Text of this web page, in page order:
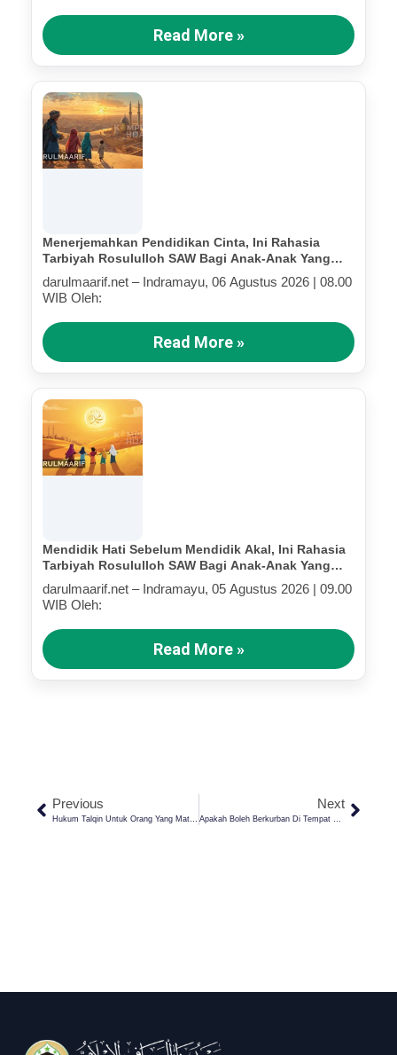
Read More »
Menerjemahkan Pendidikan Cinta, Ini Rahasia
Tarbiyah Rosululloh SAW Bagi Anak-Anak Yang
Terluka (Bagian IV)
darulmaarif.net – Indramayu, 06 Agustus 2026 | 08.00
WIB Oleh:
Read More »
Mendidik Hati Sebelum Mendidik Akal, Ini Rahasia
Tarbiyah Rosululloh SAW Bagi Anak-Anak Yang
Terluka (Bagian III)
darulmaarif.net – Indramayu, 05 Agustus 2026 | 09.00
WIB Oleh:
Read More »
Previous
Hukum Talqin Untuk Orang Yang Mati Syahid Dan Anak Kecil, Apakah Tetap Disunnahkan?
Next
Apakah Boleh Berkurban Di Tempat Lain (Bukan Tempat Tinggal Orang Yang Berkurban)? Ini Jawabannya!